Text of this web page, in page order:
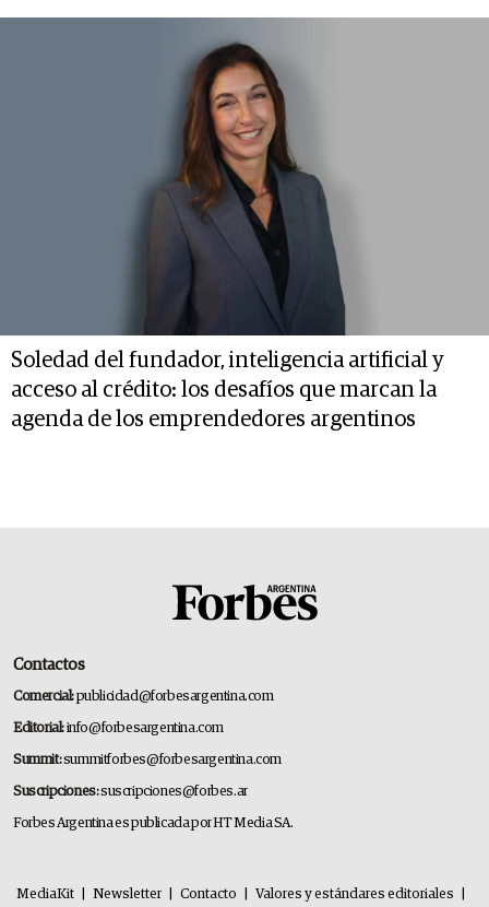
Soledad del fundador, inteligencia artificial y
acceso al crédito: los desafíos que marcan la
agenda de los emprendedores argentinos
Contactos
Comercial:publicidad@forbesargentina.com
Editorial:info@forbesargentina.com
Summit:summitforbes@forbesargentina.com
Suscripciones:suscripciones@forbes.ar
Forbes Argentina es publicada por HT Media SA.
MediaKit Newsletter Contacto Valores y estándares editoriales